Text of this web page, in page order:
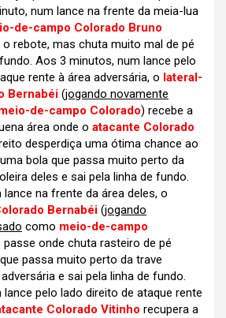
num lance na frente da meia-lua
de-campo Colorado Bruno
o rebote, mas chuta muito mal de pé
Aos 3 minutos, num lance pelo
rente à área adversária, o lateral-
Bernabéi (jogando novamente
de-campo Colorado) recebe a
área onde o atacante Colorado
desperdiça uma ótima chance ao
bola que passa muito perto da
deles e sai pela linha de fundo.
na frente da área deles, o
Bernabéi (jogando
como meio-de-campo
passe onde chuta rasteiro de pé
passa muito perto da trave
e sai pela linha de fundo.
pelo lado direito de ataque rente
Colorado Vitinho recupera a